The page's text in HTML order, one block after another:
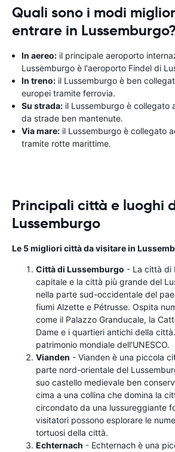
Quali sono i modi
entrare in Lussemburgo?
In aereo: il principale aeroporto
Lussemburgo è l'aeroporto Findel di
In treno: il Lussemburgo è ben
europei tramite ferrovia.
Su strada: il Lussemburgo è collegato
da strade ben mantenute.
Via mare: il Lussemburgo è collegato
tramite rotte marittime.
Principali città e luoghi
Lussemburgo
Le 5 migliori città da visitare in
Città di Lussemburgo - La città di
capitale e la città più grande del
nella parte sud-occidentale del
fiumi Alzette e Pétrusse. Ospita
come il Palazzo Granducale, la
Dame e i quartieri antichi della
patrimonio mondiale dell'UNESCO.
Vianden - Vianden è una piccola
parte nord-orientale del
suo castello medievale ben
cima a una collina che domina la
circondato da una lussureggiante
visitatori possono esplorare le
tortuosi della città.
Echternach - Echternach è una